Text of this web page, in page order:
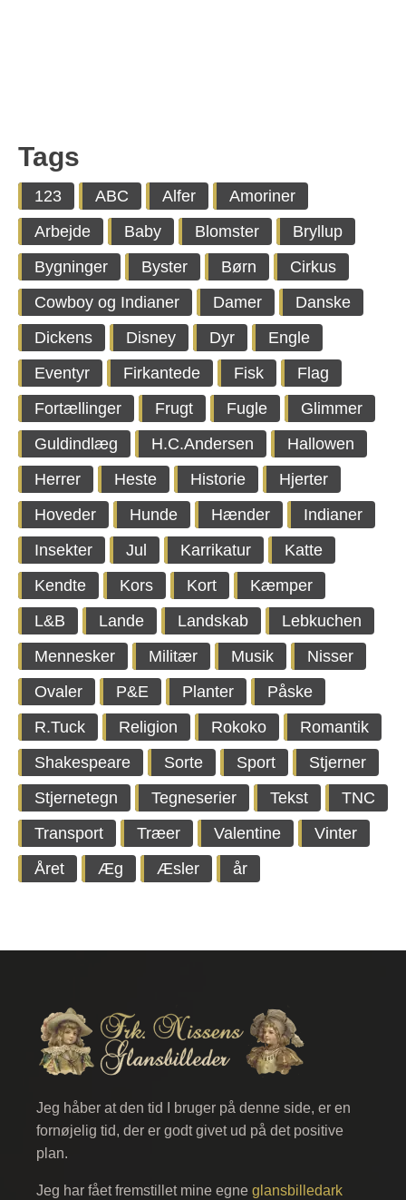
Tags
123 ABC Alfer
Amoriner
Arbejde
Baby Blomster
Bryllup
Bygninger
Byster Børn
Cirkus
Cowboy og Indianer
Damer
Danske
Dickens
Disney Dyr
Engle
Eventyr
Firkantede Fisk
Flag
Fortællinger
Frugt Fugle
Glimmer
Guldindlæg
H.C.Andersen
Hallowen
Herrer
Heste Historie
Hjerter
Hoveder
Hunde Hænder
Indianer
Insekter
Jul Karrikatur
Katte
Kendte
Kors Kort
Kæmper
L&B
Lande Landskab
Lebkuchen
Mennesker
Militær Musik
Nisser
Ovaler
P&E Planter
Påske
R.Tuck
Religion Rokoko
Romantik
Shakespeare
Sorte Sport
Stjerner
Stjernetegn
Tegneserier Tekst
TNC
Transport
Træer Valentine
Vinter
Året
Æg Æsler år
Jeg håber at den tid I bruger på denne side, er en
fornøjelig tid, der er godt givet ud på det positive
plan.
Jeg har fået fremstillet mine egne glansbilledark